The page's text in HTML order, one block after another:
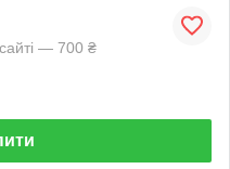
— 700 ₴